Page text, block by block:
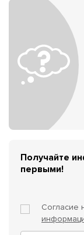
Получайте
первыми!
Согласие